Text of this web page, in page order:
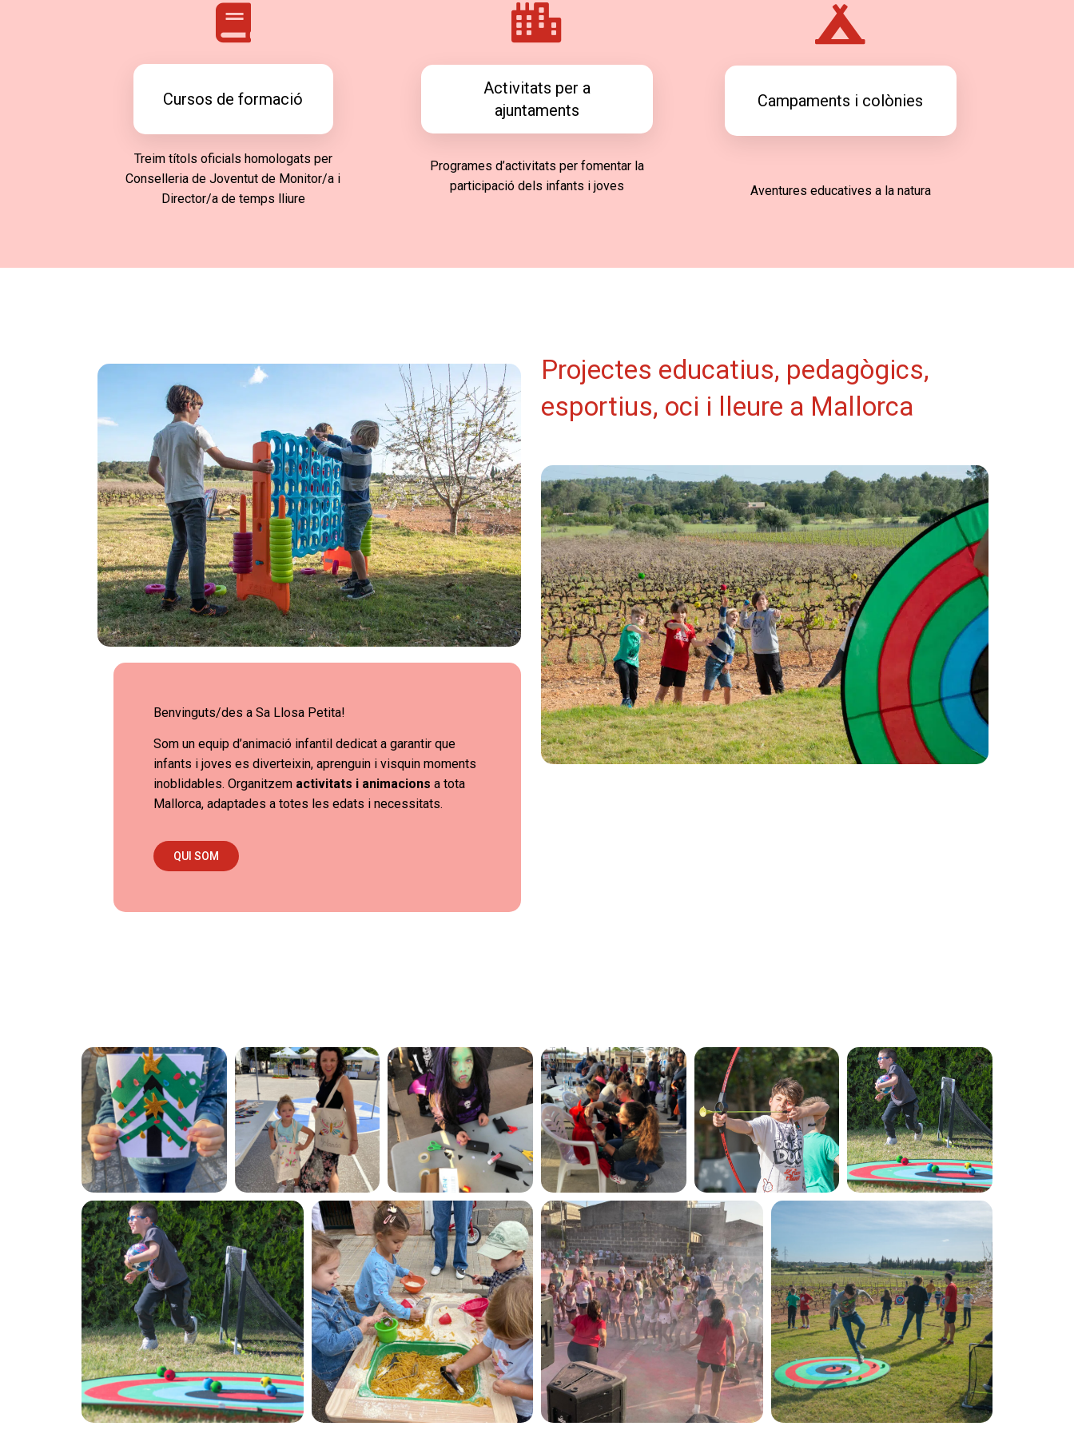
Cursos de formació
Treim títols oficials homologats per
Conselleria de Joventut de Monitor/a i
Director/a de temps lliure
Activitats per a
ajuntaments
Programes d’activitats per fomentar la
participació dels infants i joves
Campaments i colònies
Aventures educatives a la natura
Benvinguts/des a Sa Llosa Petita!
Som un equip d’animació infantil dedicat a garantir que
infants i joves es diverteixin, aprenguin i visquin moments
inoblidables. Organitzem activitats i animacions a tota
Mallorca, adaptades a totes les edats i necessitats.
QUI SOM
Projectes educatius, pedagògics,
esportius, oci i lleure a Mallorca